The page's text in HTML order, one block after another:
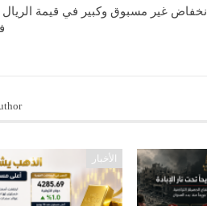
انخفاض غير مسبوق وكبير في قيمة
الأخبار